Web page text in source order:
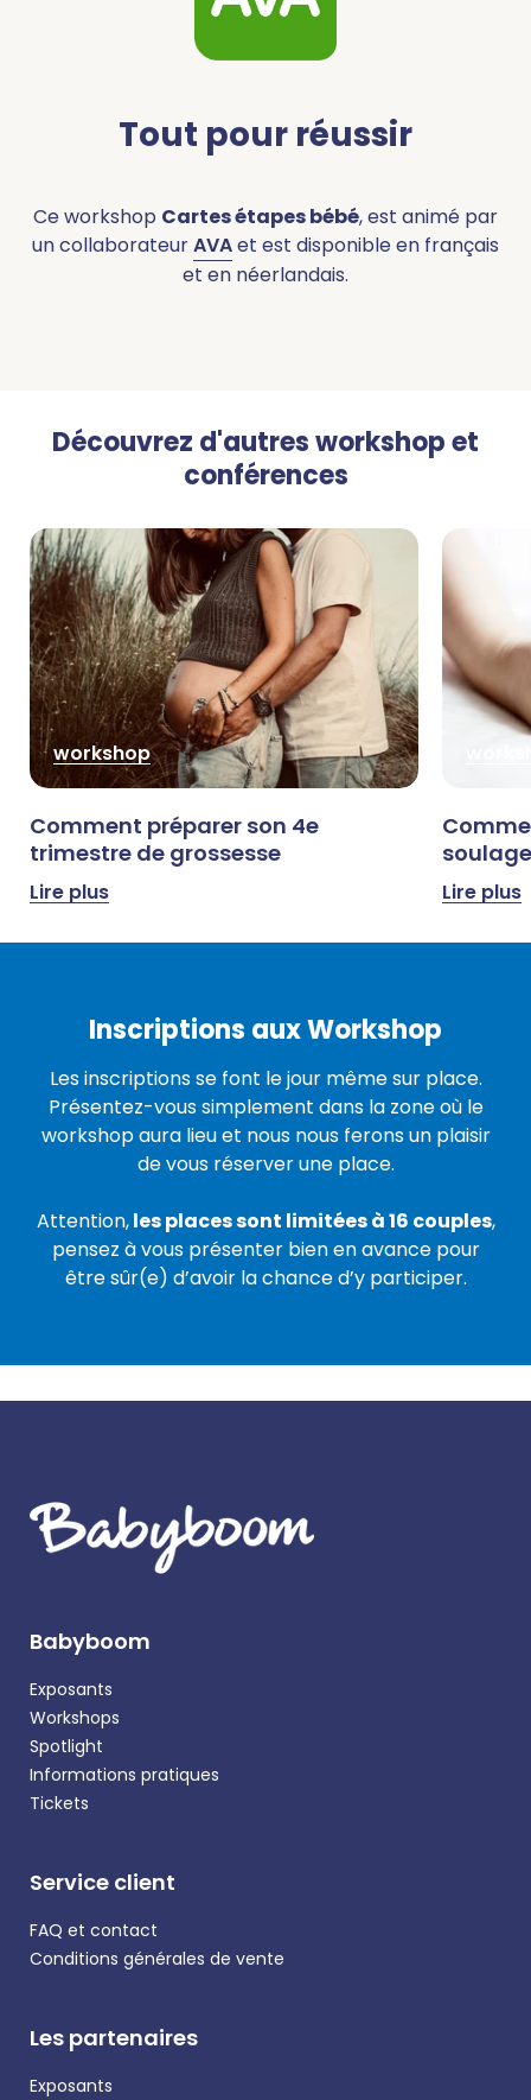
Tout pour réussir
Ce workshop Cartes étapes bébé, est animé par
un collaborateurAVAet est disponible en français
et en néerlandais.
Découvrez d'autres workshop et
conférences
workshop
Comment préparer son 4e
trimestre de grossesse
Lire plus Lire plus
Inscriptions aux Workshop
Les inscriptions se font le jour même sur place.
Présentez-vous simplement dans la zone où le
workshop aura lieu et nous nous ferons un plaisir
de vous réserver une place.
Attention,les places sont limitées à 16 couples,
pensez à vous présenter bien en avance pour
être sûr(e) d’avoir la chance d’y participer.
Babyboom
Exposants
Workshops
Spotlight
Informations pratiques
Tickets
Service client
FAQ et contact
Conditions générales de vente
Les partenaires
Exposants